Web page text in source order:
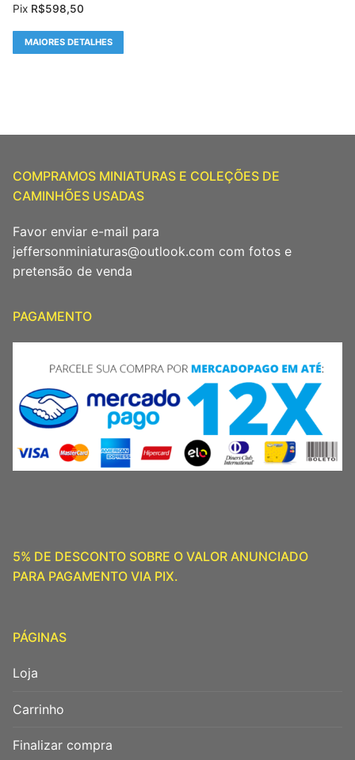
Pix R$598,50
MAIORES DETALHES
COMPRAMOS MINIATURAS E COLEÇÕES DE
CAMINHÕES USADAS
Favor enviar e-mail para
jeffersonminiaturas@outlook.com com fotos e
pretensão de venda
PAGAMENTO
5% DE DESCONTO SOBRE O VALOR ANUNCIADO
PARA PAGAMENTO VIA PIX.
PÁGINAS
Loja
Carrinho
Finalizar compra